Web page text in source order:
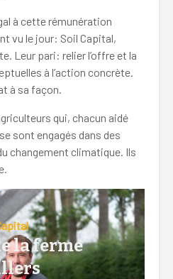
à cette rémunération
vu le jour: Soil Capital,
Leur pari: relier l’offre et la
à l’action concrète.
à sa façon.
qui, chacun aidé
sont engagés dans des
changement climatique. Ils
la ferme